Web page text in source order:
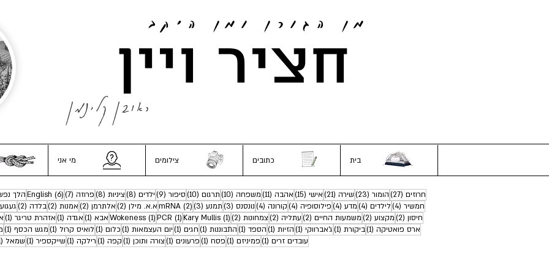
מן הגורן ומן היקב
חציר ויין
ראובן קלינמן
בית כתובים צילומים מי אני
חרוזים (27) 27 פוסטים
הומור (23) 23 פוסטים
שירה (21) 21 פוסטיםאישי (15) 15 פוסטיםאהבה (11) 11 פוסטיםמשפחה (10) 10 פוסטיםתרגום (10) 10 פוסטיםסיפור (9) 9 פוסטיםילדים (8) 8 פוסטיםציניות (8) 8 פוסטיםפרוזה (7) 7 פוסטים English (6) 6 פוסטיםהלך
חמשיר (4) 4 פוסטיםלילדים (4) 4 פוסטיםמדע (4) 4 פוסטיםפילוסופיה (4) 4 פוסטיםקורונה (4) 4 פוסטיםנונסנס (3) 3 פוסטיםתמנע (3) 3 פוסטים mRNA (2) 2 פוסטיםא.א. מילן (2) 2 פוסטיםאלתרמן (2) 2 פוסטיםאמנות (2) 2 פוסטיםבלדה (2) 2 פוסטיםגעגוע
חיסון (2) 2 פוסטיםמקצוע (2) 2 פוסטיםמשמעות החיים (2) 2 פוסטיםעתליה (2) 2 פוסטיםצמחונות (2) 2 פוסטים Kary Mullis (1) פוסט 1PCR (1) פוסט 1Wokeness (1) פוסט 1
אבא (1) פוסט 1
אגדה (1) פוסט 1
אזהרת טריגר (1)
ארס פואטיקה (1) פוסט 1
ביקורת (1) פוסט 1
ג'אברווקי (1) פוסט 1
הזיות (1) פוסט 1
הספד (1) פוסט 1
התבוננות (1) פוסט 1
חגים (1) פוסט 1
יום העצמאות (1) פוסט 1
כלום (1) פוסט 1
לואיס קרול (1) פוסט 1
מגש הכסף (1)
עובדים זרים (1) פוסט 1
פמיניזם (1) פוסט 1
פסח (1) פוסט 1
פרעונים (1) פוסט 1
צורה ותוכן (1) פוסט 1
קפה (1) פוסט 1
רילקה (1) פוסט 1
שייקספיר (1) פוסט 1
שמאל (1)